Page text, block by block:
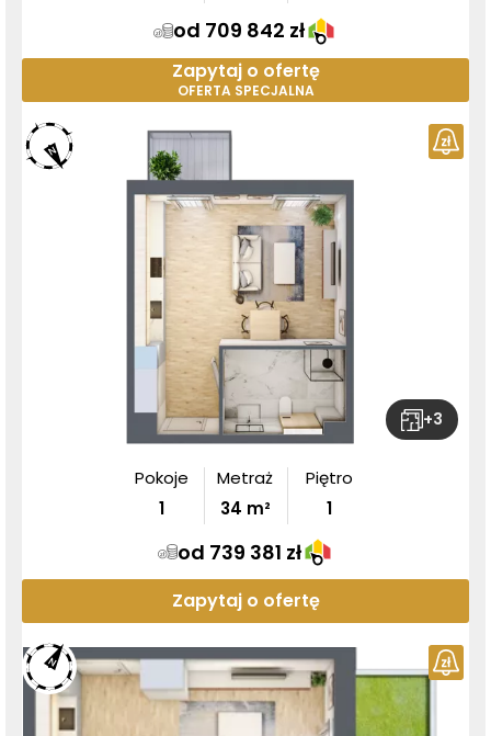
od 709 842 zł
Zapytaj o ofertę
OFERTA SPECJALNA
+3
Pokoje
1
Metraż
34 m²
Piętro
1
od 739 381 zł
Zapytaj o ofertę